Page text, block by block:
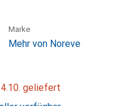
Marke
Mehr von Noreve
geliefert